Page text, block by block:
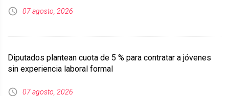
07 agosto, 2026
Diputados plantean cuota de 5 % para contratar a jóvenes
sin experiencia laboral formal
07 agosto, 2026